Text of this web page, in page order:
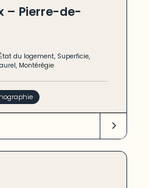
– Pierre-de-
État du logement, Superficie,
, Montérégie